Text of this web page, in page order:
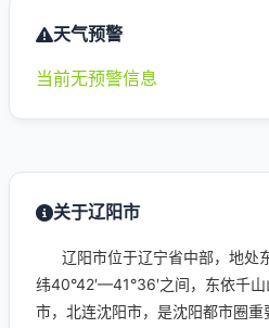
天气预警
当前无预警信息
关于辽阳市
辽阳市位于辽宁省中部，地处
纬40°42′—41°36′之间，东依千
市，北连沈阳市，是沈阳都市圈